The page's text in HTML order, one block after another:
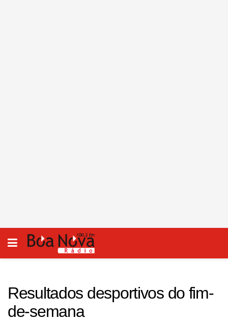
Resultados desportivos do fim-
de-semana